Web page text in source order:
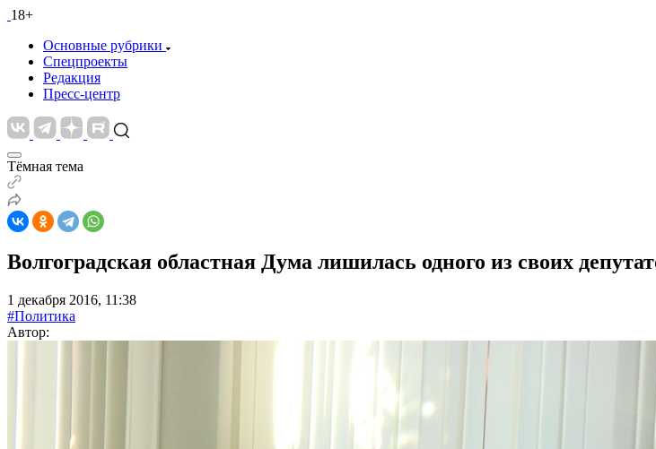
18+
Основные рубрики
Спецпроекты
Редакция
Пресс-центр
Тёмная тема
Волгоградская областная Дума лишилась одного из своих
1 декабря 2016, 11:38
#Политика
Автор: